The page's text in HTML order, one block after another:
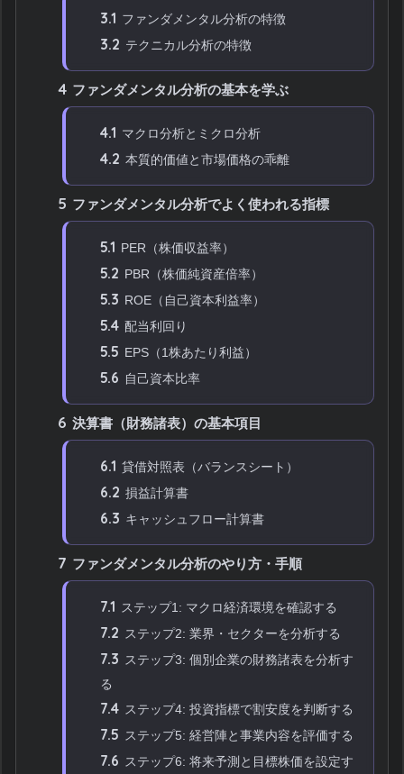
3.1 ファンダメンタル分析の特徴
3.2 テクニカル分析の特徴
4 ファンダメンタル分析の基本を学ぶ
4.1 マクロ分析とミクロ分析
4.2 本質的価値と市場価格の乖離
5 ファンダメンタル分析でよく使われる指標
5.1 PER（株価収益率）
5.2 PBR（株価純資産倍率）
5.3 ROE（自己資本利益率）
5.4 配当利回り
5.5 EPS（1株あたり利益）
5.6 自己資本比率
6 決算書（財務諸表）の基本項目
6.1 貸借対照表（バランスシート）
6.2 損益計算書
6.3 キャッシュフロー計算書
7 ファンダメンタル分析のやり方・手順
7.1 ステップ1: マクロ経済環境を確認する
7.2 ステップ2: 業界・セクターを分析する
7.3 ステップ3: 個別企業の財務諸表を分析す
る
7.4 ステップ4: 投資指標で割安度を判断する
7.5 ステップ5: 経営陣と事業内容を評価する
7.6 ステップ6: 将来予測と目標株価を設定す